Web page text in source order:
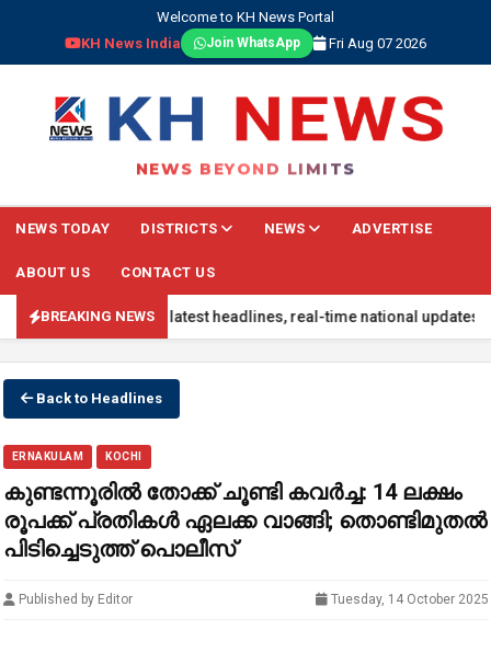
Welcome to KH News Portal
KH News India
Join WhatsApp Fri Aug 07 2026
NEWS BEYOND LIMITS
NEWS TODAY DISTRICTS NEWS ADVERTISE
ABOUT US CONTACT US
BREAKING NEWS
updated with the latest headlines, real-time national updates,
Back to Headlines
ERNAKULAM KOCHI
കുണ്ടന്നൂരില്‍ തോക്ക് ചൂണ്ടി കവര്‍ച്ച: 14 ലക്ഷം
രൂപക്ക് പ്രതികള്‍ ഏലക്ക വാങ്ങി; തൊണ്ടിമുതല്‍
പിടിച്ചെടുത്ത് പൊലീസ്
Published by Editor Tuesday, 14 October 2025